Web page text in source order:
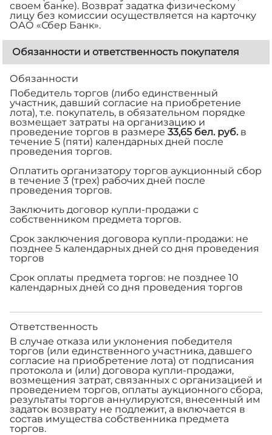
своем банке). Возврат задатка физическому
лицу без комиссии осуществляется на карточку
ОАО «Сбер Банк».
Обязанности и ответственность покупателя
Обязанности
Победитель торгов (либо единственный
участник, давший согласие на приобретение
лота), т.е. покупатель, в обязательном порядке
возмещает затраты на организацию и
проведение торгов в размере 33,65 бел. руб.в
течение 5 (пяти) календарных дней после
проведения торгов.
Оплатить организатору торгов аукционный сбор
в течение 3 (трех) рабочих дней после
проведения торгов.
Заключить договор купли-продажи с
собственником предмета торгов.
Срок заключения договора купли-продажи: не
позднее 5 календарных дней со дня проведения
торгов
Срок оплаты предмета торгов: не позднее 10
календарных дней со дня проведения торгов
Ответственность
В случае отказа или уклонения победителя
торгов (или единственного участника, давшего
согласие на приобретение лота) от подписания
протокола и (или) договора купли-продажи,
возмещения затрат, связанных с организацией и
проведением торгов, оплаты аукционного сбора,
результаты торгов аннулируются, внесенный им
задаток возврату не подлежит, а включается в
состав имущества собственника предмета
торгов.